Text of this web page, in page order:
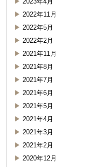
2022年11月
2022年5月
2022年2月
2021年11月
2021年8月
2021年7月
2021年6月
2021年5月
2021年4月
2021年3月
2021年2月
2020年12月